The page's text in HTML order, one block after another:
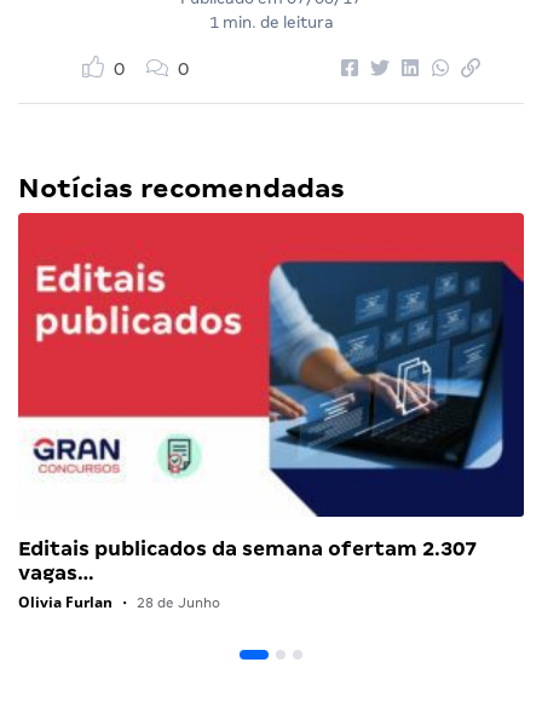
1 min. de leitura
0 0
Notícias recomendadas
Editais publicados da semana ofertam 2.307
vagas…
Olivia Furlan • 28 de Junho